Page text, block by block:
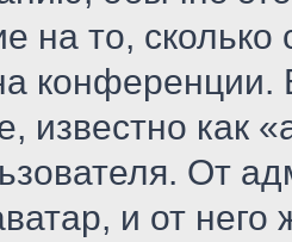
на то,
известно как
От
и от него